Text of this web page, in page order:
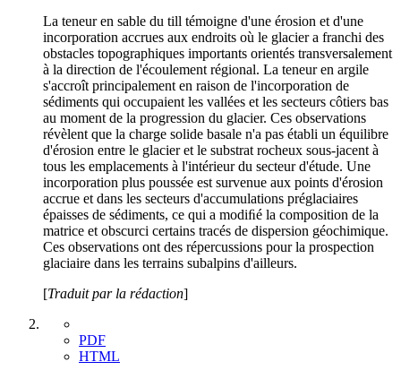
La teneur en sable du till témoigne d'une érosion et d'une
incorporation accrues aux endroits où le glacier a franchi des
obstacles topographiques importants orientés transversalement
à la direction de l'écoulement régional. La teneur en argile
s'accroît principalement en raison de l'incorporation de
sédiments qui occupaient les vallées et les secteurs côtiers bas
au moment de la progression du glacier. Ces observations
révèlent que la charge solide basale n'a pas établi un équilibre
d'érosion entre le glacier et le substrat rocheux sous-jacent à
tous les emplacements à l'intérieur du secteur d'étude. Une
incorporation plus poussée est survenue aux points d'érosion
accrue et dans les secteurs d'accumulations préglaciaires
épaisses de sédiments, ce qui a modiﬁé la composition de la
matrice et obscurci certains tracés de dispersion géochimique.
Ces observations ont des répercussions pour la prospection
glaciaire dans les terrains subalpins d'ailleurs.
[Traduit par la rédaction]
PDF
HTML